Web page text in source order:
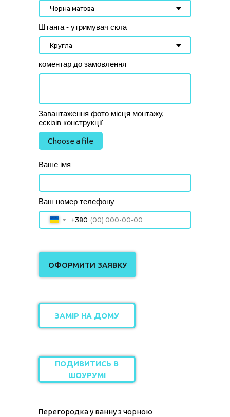
Штанга - утримувач скла
коментар до замовлення
Завантаження фото місця монтажу,
ескізів конструкції
Choose a file
Ваше імя
Ваш номер телефону
+380
ОФОРМИТИ ЗАЯВКУ
ЗАМІР НА ДОМУ
Перегородка у ванну з чорною
ПОДИВИТИСЬ В
ШОУРУМІ